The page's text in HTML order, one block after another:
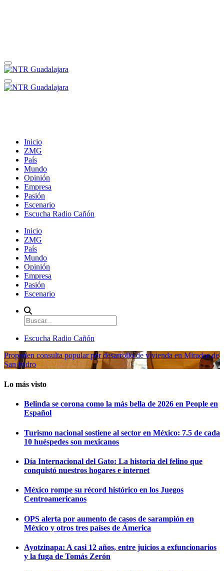
Inicio
ZMG
País
Mundo
Opinión
Empresa
Pasión
Escenario
Escucha Radio Cañón
Inicio
ZMG
País
Mundo
Opinión
Empresa
Pasión
Escenario
Escucha Radio Cañón
Proponen consulta popular por desarrollo de vivienda en Mirador de
San Isidro
Lo más visto
Belinda se corona como la más bella de 2026 en People en
Español
Turismo nacional sostiene al sector en México: 7.5 de cada
10 huéspedes son mexicanos
Día Internacional del Gato: La historia del felino que
conquistó nuestros hogares e internet
México rompe su récord histórico en los Juegos
Centroamericanos
OPS alerta por aumento de casos de sarampión en
México y otros tres países de Ámerica
Ayotzinapa: A casi 12 años, entre juicios a exfuncionarios
y la fuga de Tomás Zerón